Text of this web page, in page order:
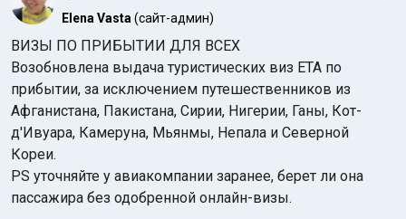
Elena Vasta (сайт-админ)
ВИЗЫ ПО ПРИБЫТИИ ДЛЯ ВСЕХ
Возобновлена выдача туристических виз ETA по
прибытии, за исключением путешественников из
Афганистана, Пакистана, Сирии, Нигерии, Ганы, Кот-
д'Ивуара, Камеруна, Мьянмы, Непала и Северной
Кореи.
PS уточняйте у авиакомпании заранее, берет ли она
пассажира без одобренной онлайн-визы.